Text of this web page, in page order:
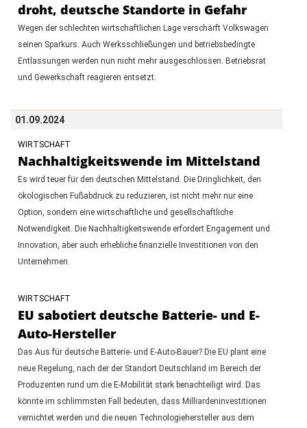
droht, deutsche Standorte in Gefahr
Wegen der schlechten wirtschaftlichen Lage verschärft Volkswagen
seinen Sparkurs. Auch Werksschließungen und betriebsbedingte
Entlassungen werden nun nicht mehr ausgeschlossen. Betriebsrat
und Gewerkschaft reagieren entsetzt.
01.09.2024
WIRTSCHAFT
Nachhaltigkeitswende im Mittelstand
Es wird teuer für den deutschen Mittelstand. Die Dringlichkeit, den
ökologischen Fußabdruck zu reduzieren, ist nicht mehr nur eine
Option, sondern eine wirtschaftliche und gesellschaftliche
Notwendigkeit. Die Nachhaltigkeitswende erfordert Engagement und
Innovation, aber auch erhebliche finanzielle Investitionen von den
Unternehmen.
WIRTSCHAFT
EU sabotiert deutsche Batterie- und E-
Auto-Hersteller
Das Aus für deutsche Batterie- und E-Auto-Bauer? Die EU plant eine
neue Regelung, nach der der Standort Deutschland im Bereich der
Produzenten rund um die E-Mobilität stark benachteiligt wird. Das
könnte im schlimmsten Fall bedeuten, dass Milliardeninvestitionen
vernichtet werden und die neuen Technologiehersteller aus dem